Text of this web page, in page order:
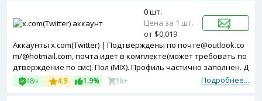
Аккаунты x.com(Twitter) | Подтверждены по почте@outlook.co
m/@hotmail.com, почта идет в комплекте(может требовать по
дтверждение по смс). Пол (MIX). Профиль частично заполнен. Д
вухфакторная авторизация включена. Token в комплекте. За
регистрированы с United Kingdom ip.
Подробнее...
48ч 4.9 1.9% 1k+
0 шт.
Цена за 1 шт.
от $0,019